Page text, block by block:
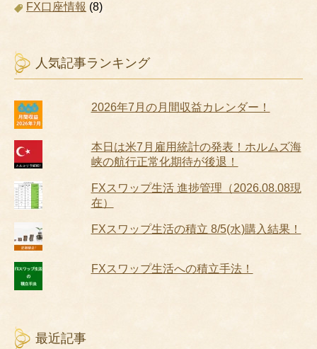
FX口座情報 (8)
人気記事ランキング
2026年7月の月間収益カレンダー！
本日は米7月雇用統計の発表！ホルムズ海
峡の航行正常化期待が後退！
FXスワップ生活 進捗管理（2026.08.08現
在）
FXスワップ生活の積立 8/5(水)購入結果！
FXスワップ生活への積立手法！
最近記事